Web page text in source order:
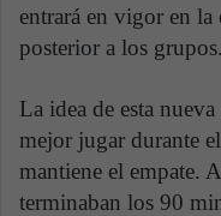
entrará en vigor en la
posterior a los grupos.
La idea de esta
mejor jugar durante
mantiene el empate.
terminaban los 90